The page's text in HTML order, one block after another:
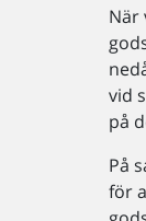
När
vid
på
På
för